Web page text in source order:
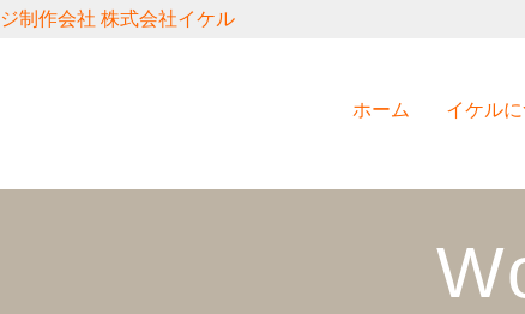
制作会社 株式会社イケル
ホーム イケル